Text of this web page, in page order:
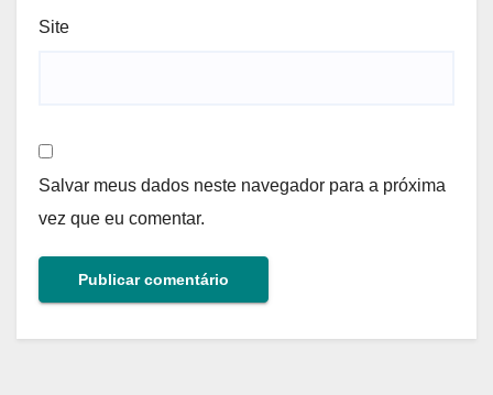
Site
Salvar meus dados neste navegador para a próxima
vez que eu comentar.